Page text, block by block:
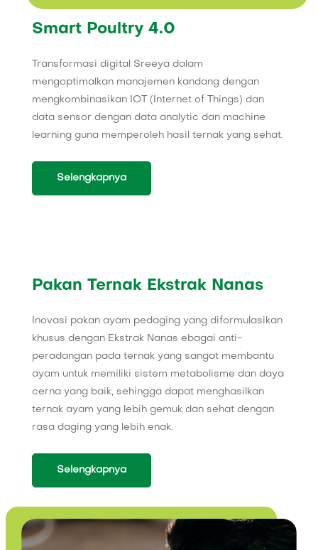
Smart Poultry 4.0
Transformasi digital Sreeya dalam
mengoptimalkan manajemen kandang dengan
mengkombinasikan IOT (Internet of Things) dan
data sensor dengan data analytic dan machine
learning guna memperoleh hasil ternak yang sehat.
Selengkapnya
Pakan Ternak Ekstrak Nanas
Inovasi pakan ayam pedaging yang diformulasikan
khusus dengan Ekstrak Nanas ebagai anti-
peradangan pada ternak yang sangat membantu
ayam untuk memiliki sistem metabolisme dan daya
cerna yang baik, sehingga dapat menghasilkan
ternak ayam yang lebih gemuk dan sehat dengan
rasa daging yang lebih enak.
Selengkapnya